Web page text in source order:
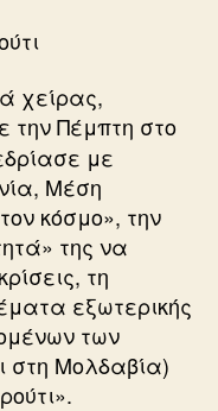
χείρας,
την Πέμπτη στο
με
Μέση
κόσμο», την
της να
τη
εξωτερικής
των
στη Μολδαβία)